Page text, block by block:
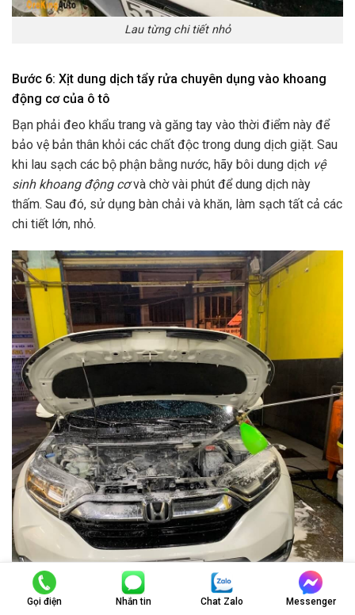
Lau từng chi tiết nhỏ
Bước 6: Xịt dung dịch tẩy rửa chuyên dụng vào khoang
động cơ của ô tô
Bạn phải đeo khẩu trang và găng tay vào thời điểm này để
bảo vệ bản thân khỏi các chất độc trong dung dịch giặt. Sau
khi lau sạch các bộ phận bằng nước, hãy bôi dung dịch vệ
sinh khoang động cơvà chờ vài phút để dung dịch này
thấm. Sau đó, sử dụng bàn chải và khăn, làm sạch tất cả các
chi tiết lớn, nhỏ.
Gọi điện Nhắn tin Chat Zalo Messenger